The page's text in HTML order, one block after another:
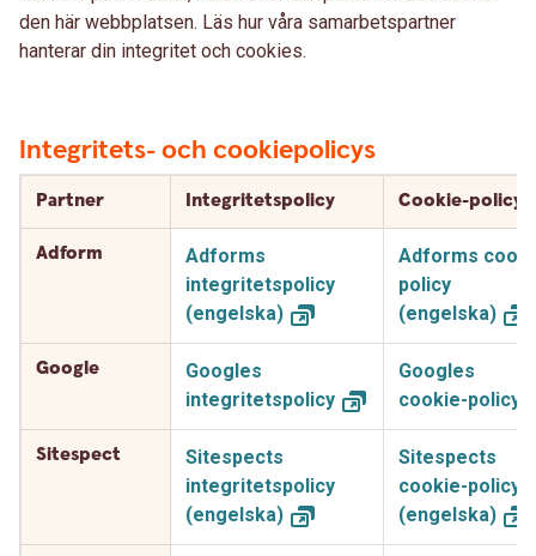
den här webbplatsen. Läs hur våra samarbetspartner
hanterar din integritet och cookies.
Integritets- och cookiepolicys
Partner Integritetspolicy Cookie-policy
Adform
Adforms
integritetspolicy
(engelska)
Adforms
policy
(engelska)
Google
Googles
integritetspolicy
Googles
cookie-policy
Sitespect
Sitespects
integritetspolicy
(engelska)
Sitespects
cookie-policy
(engelska)